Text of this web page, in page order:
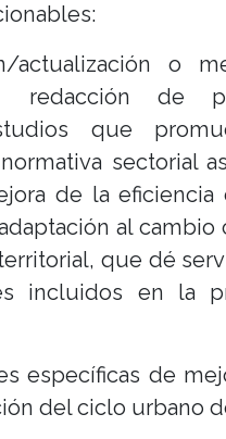
actualización o
redacción de
que
sectorial
de la eficiencia
al cambio
que dé
incluidos en la
específicas de
del ciclo urbano